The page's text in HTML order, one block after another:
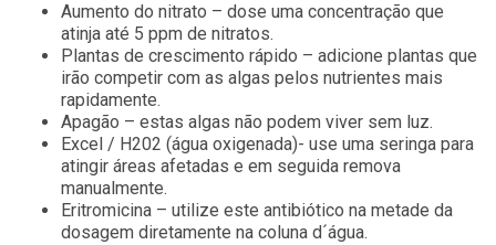
Aumento do nitrato – dose uma concentração que
atinja até 5 ppm de nitratos.
Plantas de crescimento rápido – adicione plantas que
irão competir com as algas pelos nutrientes mais
rapidamente.
Apagão – estas algas não podem viver sem luz.
Excel / H202 (água oxigenada)- use uma seringa para
atingir áreas afetadas e em seguida remova
manualmente.
Eritromicina – utilize este antibiótico na metade da
dosagem diretamente na coluna d´água.